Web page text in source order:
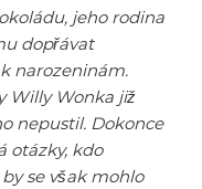
jeho rodina
dopřávat
narozeninám.
Willy Wonka již
nepustil. Dokonce
otázky, kdo
se však mohlo